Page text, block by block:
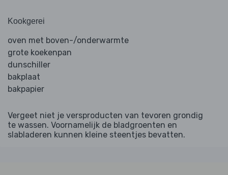
Kookgerei
oven met boven-/onderwarmte
grote koekenpan
dunschiller
bakplaat
bakpapier
Vergeet niet je versproducten van tevoren grondig
te wassen. Voornamelijk de bladgroenten en
slabladeren kunnen kleine steentjes bevatten.